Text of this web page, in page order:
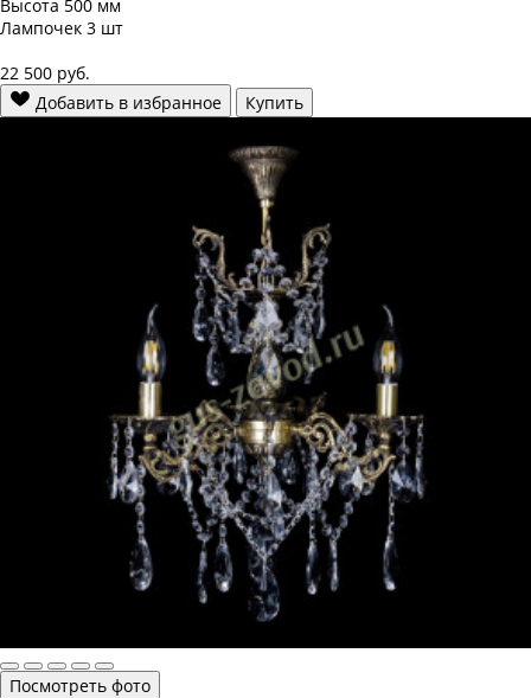
Высота 500 мм
Лампочек 3 шт
22 500 руб.
Добавить в избранное
Купить
Посмотреть фото